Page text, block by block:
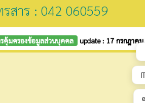
สาร : 042 060559
รคุ้มครองข้อมูลส่วนบุคคล update : 17 กรกฎาค